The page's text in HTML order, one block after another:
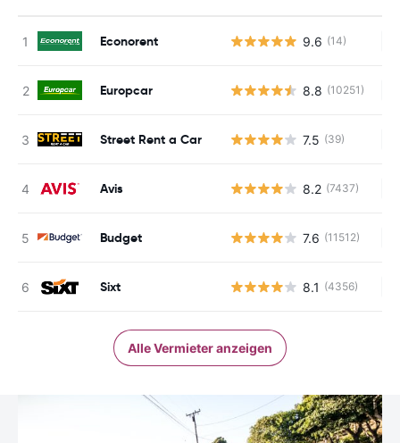
Econorent 9.6 (14)
Europcar 8.8 (10251)
Street Rent a Car 7.5 (39)
Avis 8.2 (7437)
Budget 7.6 (11512)
Sixt 8.1 (4356)
Alle Vermieter anzeigen